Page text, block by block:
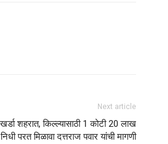
Next article
खर्डा शहरात, किल्ल्यासाठी 1 कोटी 20 लाख
परत मिळावा दत्तराज पवार यांची मागणी